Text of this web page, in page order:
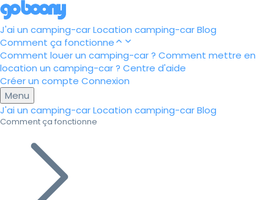
J'ai un camping-carLocation camping-carBlog
Comment ça fonctionne
Comment louer un camping-car ? Comment mettre en
location un camping-car ? Centre d'aide
Créer un compte Connexion
Menu
J'ai un camping-carLocation camping-carBlog
Comment ça fonctionne